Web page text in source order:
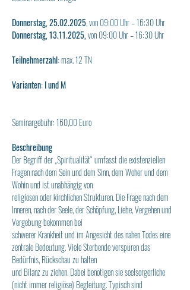
Donnerstag, 25.02.2025,von 09:00 Uhr – 16:30 Uhr
Donnerstag, 13.11.2025, von09:00 Uhr – 16:30 Uhr
Teilnehmerzahl: max. 12 TN
Varianten: I und M
Seminargebühr: 160,00 Euro
Beschreibung
Der Begriff der „Spiritualität“ umfasst die existenziellen
Fragen nach dem Sein und dem Sinn, dem Woher und dem
Wohin und ist unabhängig von
religiösen oder kirchlichen Strukturen. Die Frage nach dem
Inneren, nach der Seele, der Schöpfung, Liebe, Vergehen und
Vergebung bekommen bei
schwerer Krankheit und im Angesicht des nahen Todes eine
zentrale Bedeutung. Viele Sterbende verspüren das
Bedürfnis, Rückschau zu halten
und Bilanz zu ziehen. Dabei benötigen sie seelsorgerliche
(nicht immer religiöse) Begleitung. Typisch sind